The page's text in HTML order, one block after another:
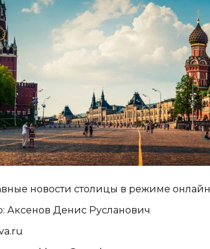
новости столицы в режиме онлайн
Аксенов Денис Русланович